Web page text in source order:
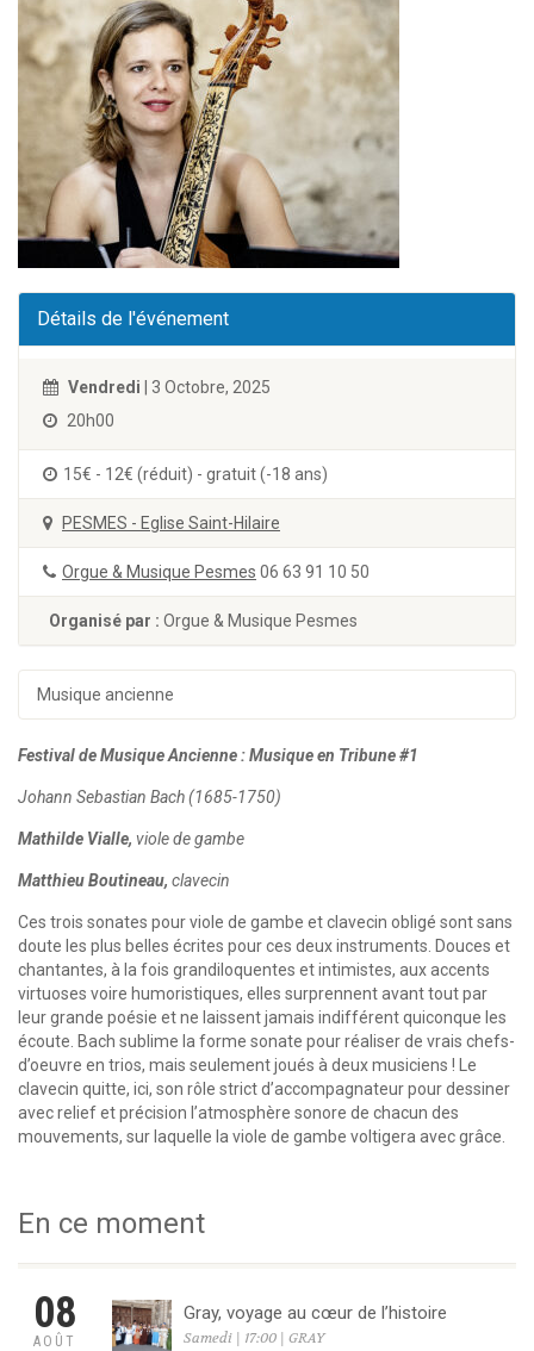
Détails de l'événement
Vendredi | 3 Octobre, 2025
20h00
15€ - 12€ (réduit) - gratuit (-18 ans)
PESMES - Eglise Saint-Hilaire
Orgue & Musique Pesmes 06 63 91 10 50
Organisé par : Orgue & Musique Pesmes
Musique ancienne
Festival de Musique Ancienne : Musique en Tribune #1
Johann Sebastian Bach (1685-1750)
Mathilde Vialle, viole de gambe
Matthieu Boutineau, clavecin
Ces trois sonates pour viole de gambe et clavecin obligé sont sans
doute les plus belles écrites pour ces deux instruments. Douces et
chantantes, à la fois grandiloquentes et intimistes, aux accents
virtuoses voire humoristiques, elles surprennent avant tout par
leur grande poésie et ne laissent jamais indifférent quiconque les
écoute. Bach sublime la forme sonate pour réaliser de vrais chefs-
d’oeuvre en trios, mais seulement joués à deux musiciens ! Le
clavecin quitte, ici, son rôle strict d’accompagnateur pour dessiner
avec relief et précision l’atmosphère sonore de chacun des
mouvements, sur laquelle la viole de gambe voltigera avec grâce.
En ce moment
08
AOÛT
Gray, voyage au cœur de l’histoire
Samedi | 17:00 | GRAY